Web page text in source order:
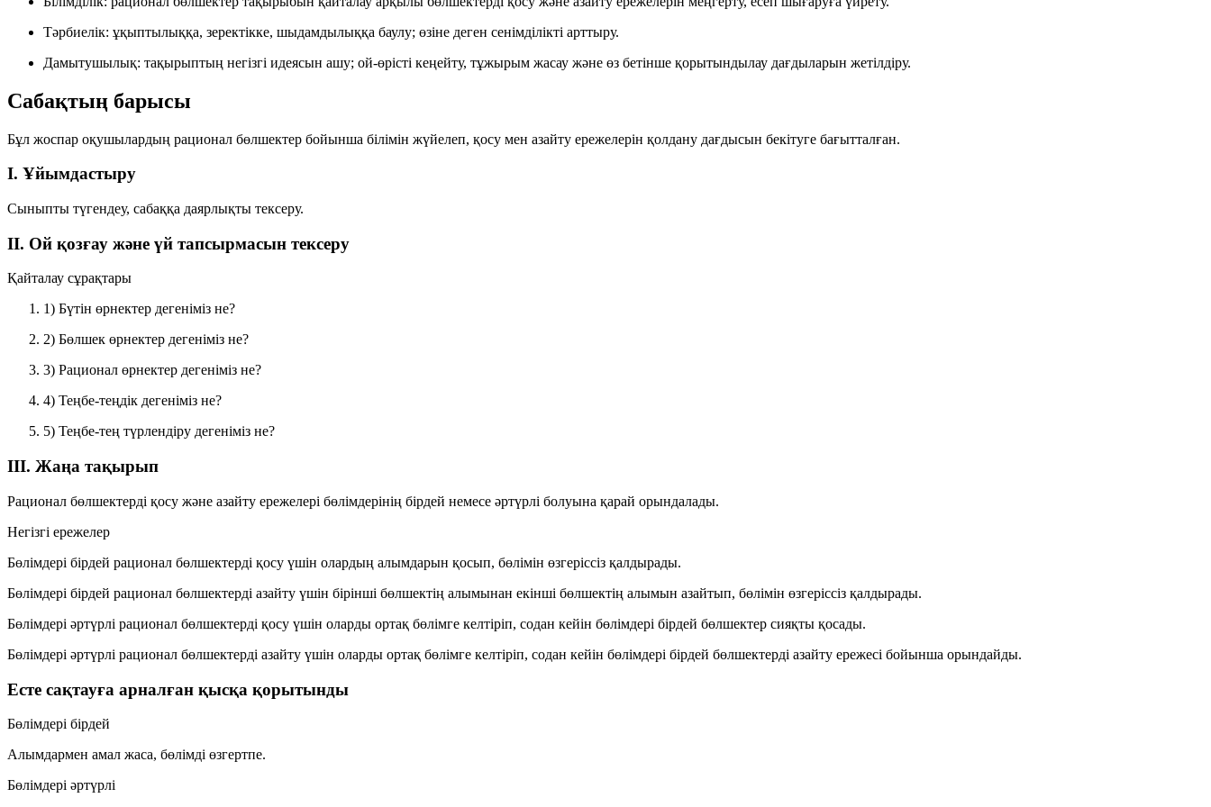
Тәрбиелік: ұқыптылыққа, зеректікке, шыдамдылыққа баулу; өзіне деген сенімділікті арттыру.
Дамытушылық: тақырыптың негізгі идеясын ашу; ой-өрісті кеңейту, тұжырым жасау және өз бетінше қорытындылау дағдыларын жетілдіру.
Сабақтың барысы
Бұл жоспар оқушылардың рационал бөлшектер бойынша білімін жүйелеп, қосу мен азайту ережелерін қолдану дағдысын бекітуге бағытталған.
I. Ұйымдастыру
Сыныпты түгендеу, сабаққа даярлықты тексеру.
II. Ой қозғау және үй тапсырмасын тексеру
Қайталау сұрақтары
1) Бүтін өрнектер дегеніміз не?
2) Бөлшек өрнектер дегеніміз не?
3) Рационал өрнектер дегеніміз не?
4) Теңбе-теңдік дегеніміз не?
5) Теңбе-тең түрлендіру дегеніміз не?
III. Жаңа тақырып
Рационал бөлшектерді қосу және азайту ережелері бөлімдерінің бірдей немесе әртүрлі болуына қарай орындалады.
Негізгі ережелер
Бөлімдері бірдей рационал бөлшектерді қосу үшін олардың алымдарын қосып, бөлімін өзгеріссіз қалдырады.
Бөлімдері бірдей рационал бөлшектерді азайту үшін бірінші бөлшектің алымынан екінші бөлшектің алымын азайтып, бөлімін өзгеріссіз қалдырады.
Бөлімдері әртүрлі рационал бөлшектерді қосу үшін оларды ортақ бөлімге келтіріп, содан кейін бөлімдері бірдей бөлшектер сияқты қосады.
Бөлімдері әртүрлі рационал бөлшектерді азайту үшін оларды ортақ бөлімге келтіріп, содан кейін бөлімдері бірдей бөлшектерді азайту ережесі бойынша орындайды.
Есте сақтауға арналған қысқа қорытынды
Бөлімдері бірдей
Алымдармен амал жаса, бөлімді өзгертпе.
Бөлімдері әртүрлі